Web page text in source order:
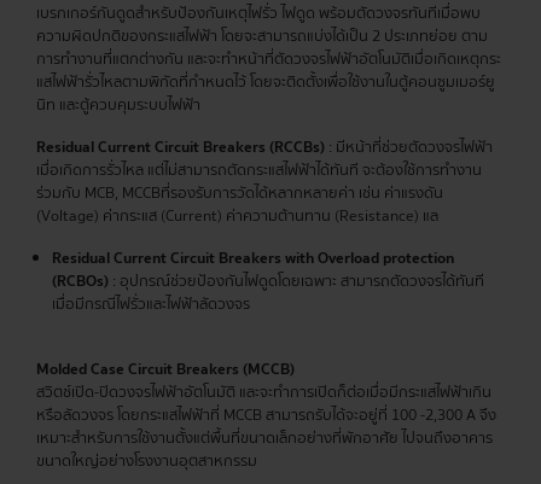
เบรกเกอร์กันดูดสำหรับป้องกันเหตุไฟรั่ว ไฟดูด พร้อมตัดวงจรทันทีเมื่อพบ
ความผิดปกติของกระแสไฟฟ้า โดยจะสามารถแบ่งได้เป็น 2 ประเภทย่อย ตาม
การทำงานที่แตกต่างกัน และจะทำหน้าที่ตัดวงจรไฟฟ้าอัตโนมัติเมื่อเกิดเหตุกระ
แสไฟฟ้ารั่วไหลตามพิกัดที่กำหนดไว้ โดยจะติดตั้งเพื่อใช้งานในตู้คอนซูมเมอร์ยู
นิท และตู้ควบคุมระบบไฟฟ้า
Residual Current Circuit Breakers (RCCBs) : มีหน้าที่ช่วยตัดวงจรไฟฟ้า
เมื่อเกิดการรั่วไหล แต่ไม่สามารถตัดกระแสไฟฟ้าได้ทันที จะต้องใช้การทำงาน
ร่วมกับ MCB, MCCBที่รองรับการวัดได้หลากหลายค่า เช่น ค่าแรงดัน
(Voltage) ค่ากระแส (Current) ค่าความต้านทาน (Resistance) แล
Residual Current Circuit Breakers with Overload protection
(RCBOs) : อุปกรณ์ช่วยป้องกันไฟดูดโดยเฉพาะ สามารถตัดวงจรได้ทันที
เมื่อมีกรณีไฟรั่วและไฟฟ้าลัดวงจร
Molded Case Circuit Breakers (MCCB)
สวิตช์เปิด-ปิดวงจรไฟฟ้าอัตโนมัติ และจะทำการเปิดก็ต่อเมื่อมีกระแสไฟฟ้าเกิน
หรือลัดวงจร โดยกระแสไฟฟ้าที่ MCCB สามารถรับได้จะอยู่ที่ 100 -2,300 A จึง
เหมาะสำหรับการใช้งานตั้งแต่พื้นที่ขนาดเล็กอย่างที่พักอาศัย ไปจนถึงอาคาร
ขนาดใหญ่อย่างโรงงานอุตสาหกรรม